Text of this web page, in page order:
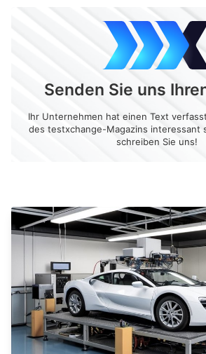
Senden Sie uns
Ihr Unternehmen hat einen Text
des testxchange-Magazins interessant
schreiben Sie uns!